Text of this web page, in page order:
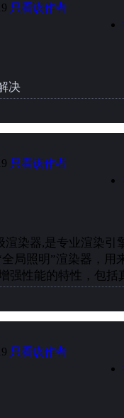
只看该作者
决
只看该作者
染器,是专业渲染引
局照明”渲染器，用
强性能的特性，包括
只看该作者